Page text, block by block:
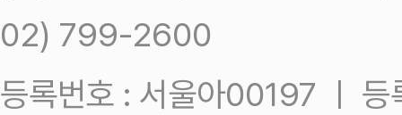
02) 799-2600
등록번호 : 서울아00197 ㅣ